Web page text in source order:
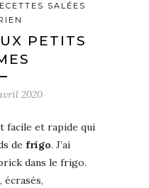
SALÉES
PETITS
2020
facile et rapide qui
de frigo. J’ai
dans le frigo.
écrasés,